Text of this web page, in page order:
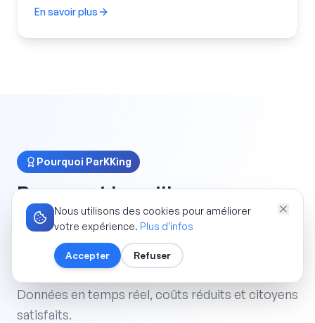
Nous utilisons des cookies pour améliorer
votre expérience. Plus d'infos
Accepter Refuser
En savoir plus
Tarifs et zones flexibles
Pourquoi ParKKing
Pourquoi les villes nous
choisissent
Une plateforme intégrée qui digitalise
entièrement votre politique de stationnement.
Données en temps réel, coûts réduits et citoyens
satisfaits.